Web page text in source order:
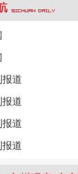
报道
报道
报道
报道